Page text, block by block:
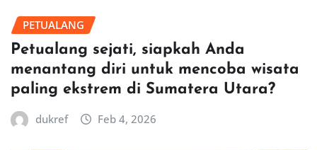
PETUALANG
Petualang sejati, siapkah Anda
menantang diri untuk mencoba wisata
paling ekstrem di Sumatera Utara?
dukref Feb 4, 2026